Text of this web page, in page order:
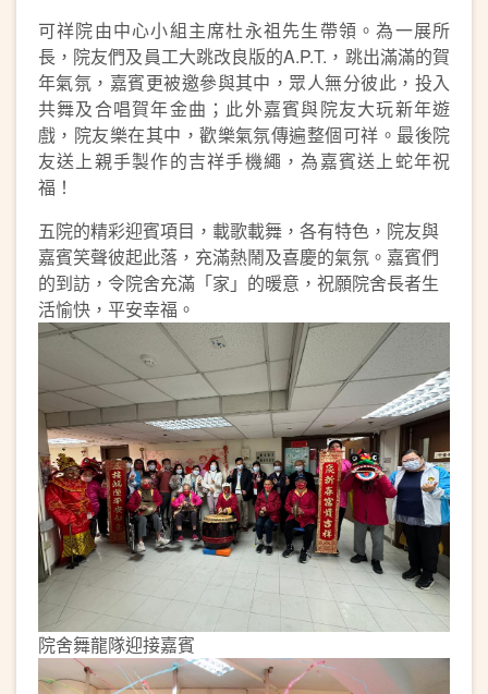
可祥院由中心小組主席杜永祖先生帶領。為一展所
長，院友們及員工大跳改良版的A.P.T.，跳出滿滿的賀
年氣氛，嘉賓更被邀參與其中，眾人無分彼此，投入
共舞及合唱賀年金曲；此外嘉賓與院友大玩新年遊
戲，院友樂在其中，歡樂氣氛傳遍整個可祥。最後院
友送上親手製作的吉祥手機繩，為嘉賓送上蛇年祝
福！
五院的精彩迎賓項目，載歌載舞，各有特色，院友與
嘉賓笑聲彼起此落，充滿熱鬧及喜慶的氣氛。嘉賓們
的到訪，令院舍充滿「家」的暖意，祝願院舍長者生
活愉快，平安幸福。
院舍舞龍隊迎接嘉賓